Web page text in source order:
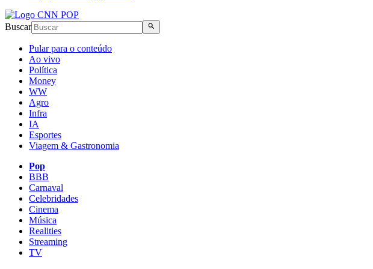
Buscar
Pular para o conteúdo
Ao vivo
Política
Money
WW
Agro
Infra
IA
Esportes
Viagem & Gastronomia
Pop
BBB
Carnaval
Celebridades
Cinema
Música
Realities
Streaming
TV